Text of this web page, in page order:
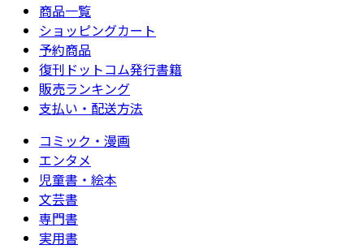
商品一覧
ショッピングカート
予約商品
復刊ドットコム発行書籍
販売ランキング
支払い・配送方法
コミック・漫画
エンタメ
児童書・絵本
文芸書
専門書
実用書